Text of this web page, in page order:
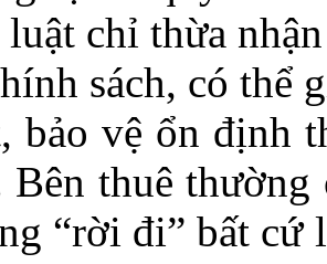
chỉ thừa
sách, có thể
bảo vệ ổn định
Bên thuê
“rời đi” bất cứ